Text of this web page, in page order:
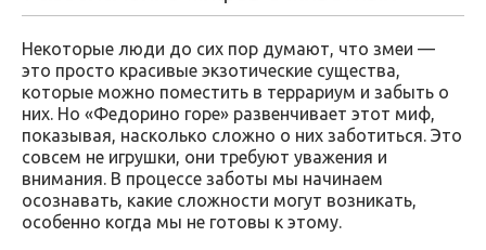
Некоторые люди до сих пор думают, что змеи —
это просто красивые экзотические существа,
которые можно поместить в террариум и забыть о
них. Но «Федорино горе» развенчивает этот миф,
показывая, насколько сложно о них заботиться. Это
совсем не игрушки, они требуют уважения и
внимания. В процессе заботы мы начинаем
осознавать, какие сложности могут возникать,
особенно когда мы не готовы к этому.